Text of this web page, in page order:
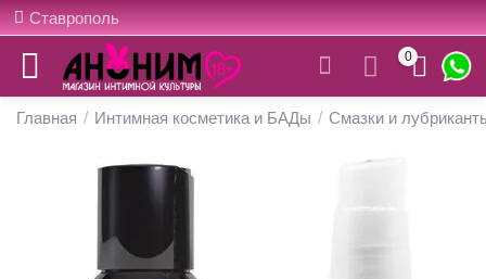
Ставрополь
0
Главная / Интимная косметика и БАДы / Смазки и